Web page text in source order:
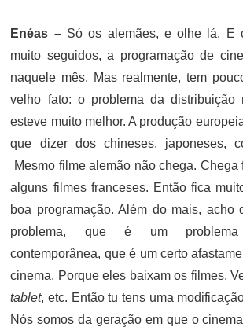
Enéas –Só os alemães, e olhe lá. E
muito seguidos, a programação de
naquele mês. Mas realmente, tem
velho fato: o problema da
esteve muito melhor. A produção
que dizer dos chineses, japoneses,
Mesmo filme alemão não chega.
alguns filmes franceses. Então fica
boa programação. Além do mais, acho
problema, que é um
contemporânea, que é um certo
cinema. Porque eles baixam os filmes.
tablet, etc. Então tu tens uma
Nós somos da geração em que o